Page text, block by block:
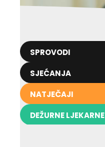
SPROVODI
SJEĆANJA
NATJEČAJI
DEŽURNE LJEKARNE